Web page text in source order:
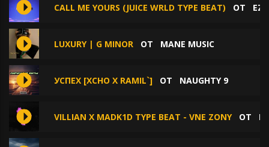
CALL ME YOURS (JUICE WRLD TYPE BEAT) ОТ
LUXURY | G MINOR ОТ MANE MUSIC
УСПЕХ [XCHO Х RAMIL`] ОТ NAUGHTY 9
VILLIAN X MADK1D TYPE BEAT - VNE ZONY ОТ